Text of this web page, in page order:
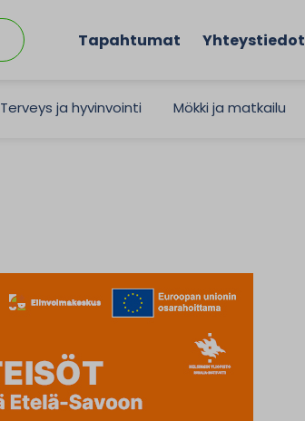
Tapahtumat Yhteystiedot
Terveys ja hyvinvointi Mökki ja matkailu